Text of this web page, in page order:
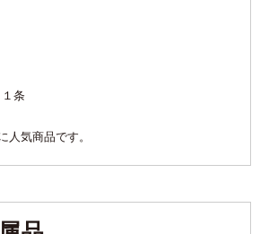
条
人気商品です。